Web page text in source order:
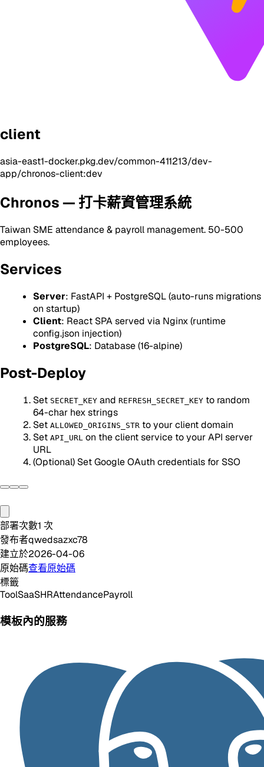
client
asia-east1-docker.pkg.dev/common-411213/dev-
app/chronos-client:dev
Chronos — 打卡薪資管理系統
Taiwan SME attendance & payroll management. 50-500
employees.
Services
Server: FastAPI + PostgreSQL (auto-runs migrations
on startup)
Client: React SPA served via Nginx (runtime
config.json injection)
PostgreSQL: Database (16-alpine)
Post-Deploy
Set SECRET_KEY and REFRESH_SECRET_KEY to random
64-char hex strings
Set ALLOWED_ORIGINS_STR to your client domain
Set API_URL on the client service to your API server
URL
(Optional) Set Google OAuth credentials for SSO
部署次數1 次
發布者qwedsazxc78
建立於2026-04-06
原始碼查看原始碼
標籤
ToolSaaSHRAttendancePayroll
模板內的服務